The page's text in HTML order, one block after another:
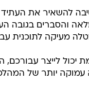
להשאיר את העתיד
והסברים בגובה
מעיקה לתוכנית
יכול לייצר
יותר של